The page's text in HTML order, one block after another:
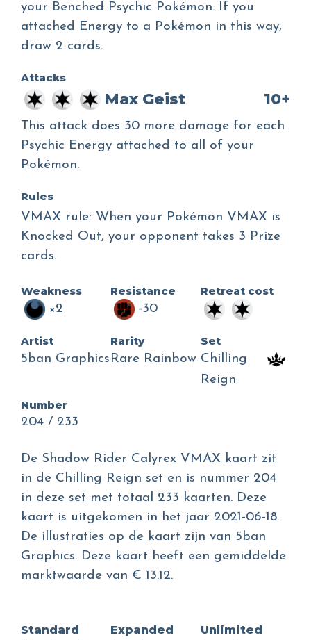
your Benched Psychic Pokémon. If you
attached Energy to a Pokémon in this way,
draw 2 cards.
Attacks
Max Geist 10+
This attack does 30 more damage for each
Psychic Energy attached to all of your
Pokémon.
Rules
VMAX rule: When your Pokémon VMAX is
Knocked Out, your opponent takes 3 Prize
cards.
Weakness
×2
Resistance
-30
Retreat cost
Artist
5ban Graphics
Rarity
Rare Rainbow
Set
Chilling
Reign
Number
204 / 233
De Shadow Rider Calyrex VMAX kaart zit
in de Chilling Reign set en is nummer 204
in deze set met totaal 233 kaarten. Deze
kaart is uitgekomen in het jaar 2021-06-18.
De illustraties op de kaart zijn van 5ban
Graphics. Deze kaart heeft een gemiddelde
marktwaarde van € 13.12.
Standard
Expanded
Unlimited